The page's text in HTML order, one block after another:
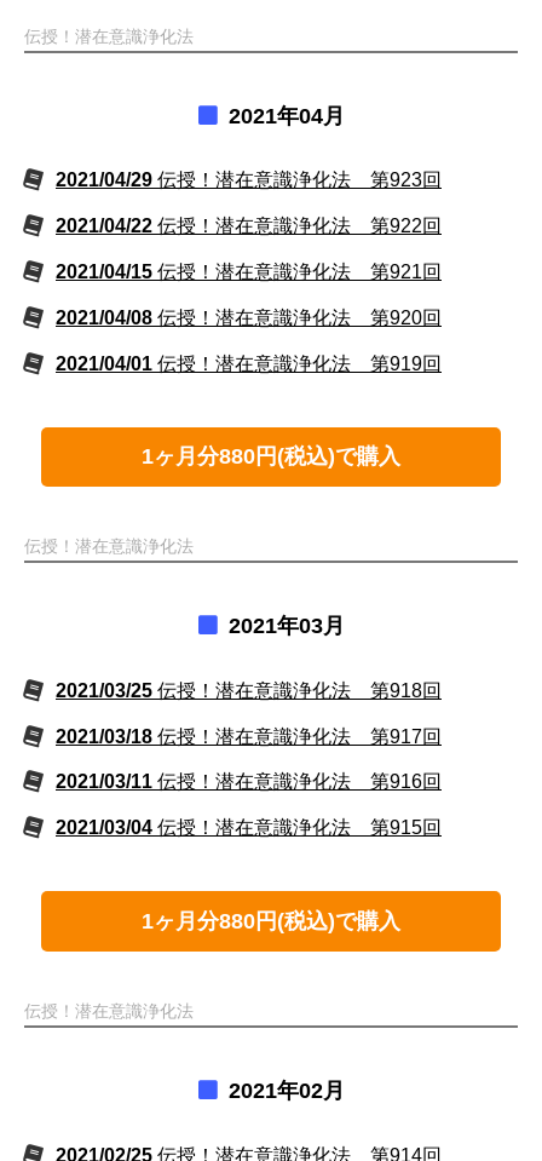
伝授！潜在意識浄化法
2021年04月
2021/04/29 伝授！潜在意識浄化法 第923回
2021/04/22 伝授！潜在意識浄化法 第922回
2021/04/15 伝授！潜在意識浄化法 第921回
2021/04/08 伝授！潜在意識浄化法 第920回
2021/04/01 伝授！潜在意識浄化法 第919回
1ヶ月分880円(税込)で購入
伝授！潜在意識浄化法
2021年03月
2021/03/25 伝授！潜在意識浄化法 第918回
2021/03/18 伝授！潜在意識浄化法 第917回
2021/03/11 伝授！潜在意識浄化法 第916回
2021/03/04 伝授！潜在意識浄化法 第915回
1ヶ月分880円(税込)で購入
伝授！潜在意識浄化法
2021年02月
2021/02/25 伝授！潜在意識浄化法 第914回